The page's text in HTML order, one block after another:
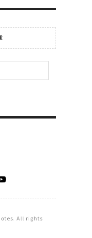
All rights